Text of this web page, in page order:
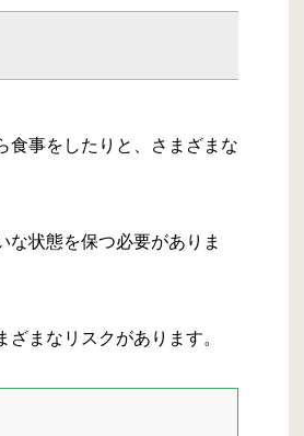
食事をしたりと、さまざまな
状態を保つ必要がありま
まなリスクがあります。